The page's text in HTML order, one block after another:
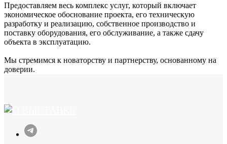
Предоставляем весь комплекс услуг, который включает
экономическое обоснование проекта, его техническую
разработку и реализацию, собственное производство и
поставку оборудования, его обслуживание, а также сдачу
объекта в эксплуатацию.
Мы стремимся к новаторству и партнерству, основанному на
доверии.